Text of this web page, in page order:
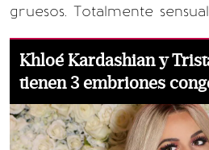
gruesos. Totalmente
Khloé Kardashian y
tienen 3 embriones